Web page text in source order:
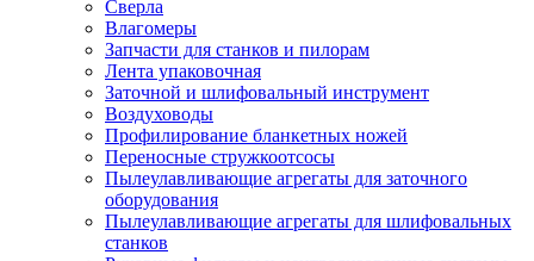
Сверла
Влагомеры
Запчасти для станков и пилорам
Лента упаковочная
Заточной и шлифовальный инструмент
Воздуховоды
Профилирование бланкетных ножей
Переносные стружкоотсосы
Пылеулавливающие агрегаты для заточного
оборудования
Пылеулавливающие агрегаты для шлифовальных
станков